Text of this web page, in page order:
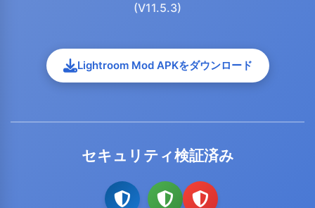
(V11.5.3)
Lightroom Mod APKをダウンロード
セキュリティ検証済み